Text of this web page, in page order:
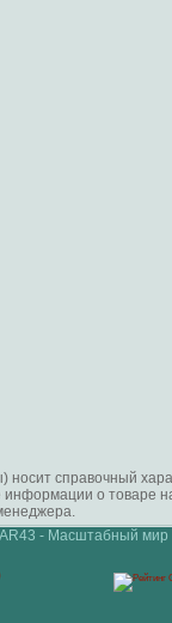
носит справочный
информации о
- Масштабный мир